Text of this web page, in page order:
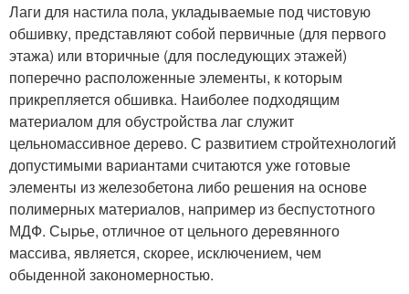
Лаги для настила пола, укладываемые под чистовую
обшивку, представляют собой первичные (для первого
этажа) или вторичные (для последующих этажей)
поперечно расположенные элементы, к которым
прикрепляется обшивка. Наиболее подходящим
материалом для обустройства лаг служит
цельномассивное дерево. С развитием стройтехнологий
допустимыми вариантами считаются уже готовые
элементы из железобетона либо решения на основе
полимерных материалов, например из беспустотного
МДФ. Сырье, отличное от цельного деревянного
массива, является, скорее, исключением, чем
обыденной закономерностью.